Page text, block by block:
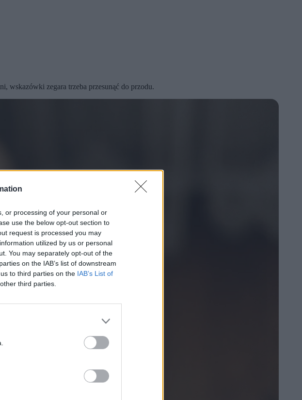
or processing of your personal or
use the below opt-out section to
request is processed you may
utilized by us or personal
You may separately opt-out of the
on the IAB’s list of downstream
to third parties on the IAB’s List of
third parties.
wskazówki zegara trzeba przesunąć do przodu.